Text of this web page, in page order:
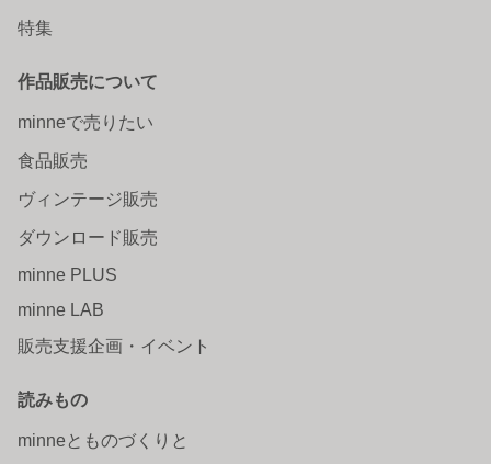
特集
作品販売について
minneで売りたい
食品販売
ヴィンテージ販売
ダウンロード販売
minne PLUS
minne LAB
販売支援企画・イベント
読みもの
minneとものづくりと